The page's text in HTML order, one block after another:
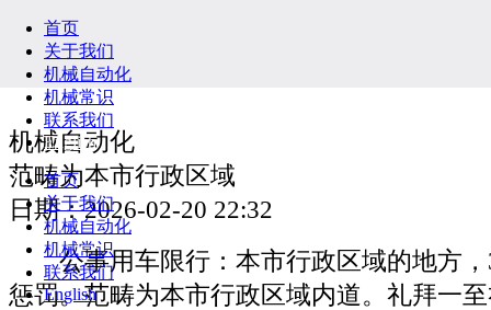
首页
关于我们
机械自动化
机械常识
联系我们
English
首页
关于我们
机械自动化
机械常识
联系我们
English
机械自动化
范畴为本市行政区域
日期：2026-02-20 22:32
公事用车限行：本市行政区域的地方，
惩罚。范畴为本市行政区域内道。礼拜一